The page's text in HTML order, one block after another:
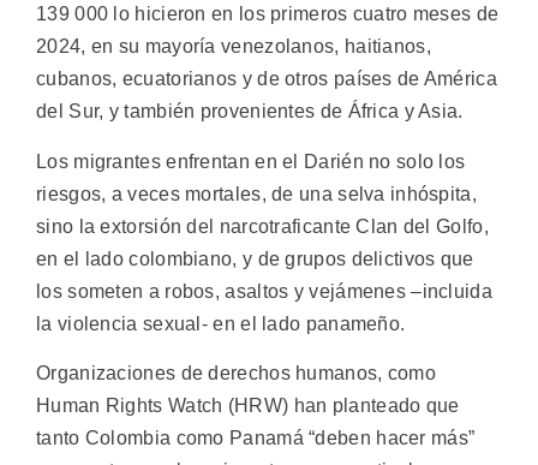
139 000 lo hicieron en los primeros cuatro meses de
2024, en su mayoría venezolanos, haitianos,
cubanos, ecuatorianos y de otros países de América
del Sur, y también provenientes de África y Asia.
Los migrantes enfrentan en el Darién no solo los
riesgos, a veces mortales, de una selva inhóspita,
sino la extorsión del narcotraficante Clan del Golfo,
en el lado colombiano, y de grupos delictivos que
los someten a robos, asaltos y vejámenes –incluida
la violencia sexual- en el lado panameño.
Organizaciones de derechos humanos, como
Human Rights Watch (HRW) han planteado que
tanto Colombia como Panamá “deben hacer más”